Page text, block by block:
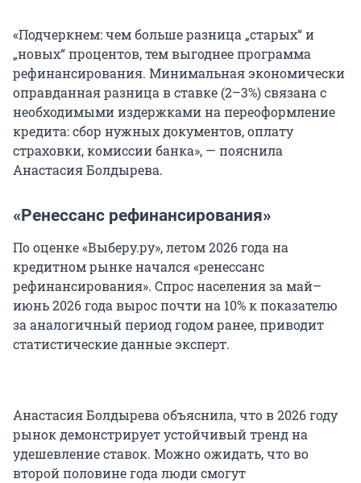
«Подчеркнем: чем больше разница „старых“ и
„новых“ процентов, тем выгоднее программа
рефинансирования. Минимальная экономически
оправданная разница в ставке (2–3%) связана с
необходимыми издержками на переоформление
кредита: сбор нужных документов, оплату
страховки, комиссии банка», — пояснила
Анастасия Болдырева.
«Ренессанс рефинансирования»
По оценке «Выберу.ру», летом 2026 года на
кредитном рынке начался «ренессанс
рефинансирования». Спрос населения за май–
июнь 2026 года вырос почти на 10% к показателю
за аналогичный период годом ранее, приводит
статистические данные эксперт.
Анастасия Болдырева объяснила, что в 2026 году
рынок демонстрирует устойчивый тренд на
удешевление ставок. Можно ожидать, что во
второй половине года люди смогут